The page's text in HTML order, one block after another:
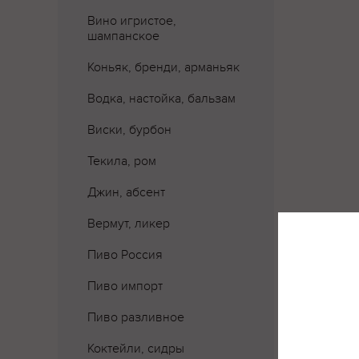
Вино игристое,
шампанское
Коньяк, бренди, арманьяк
Водка, настойка, бальзам
Виски, бурбон
Текила, ром
Джин, абсент
Вермут, ликер
Пиво Россия
Пиво импорт
Пиво разливное
Коктейли, сидры